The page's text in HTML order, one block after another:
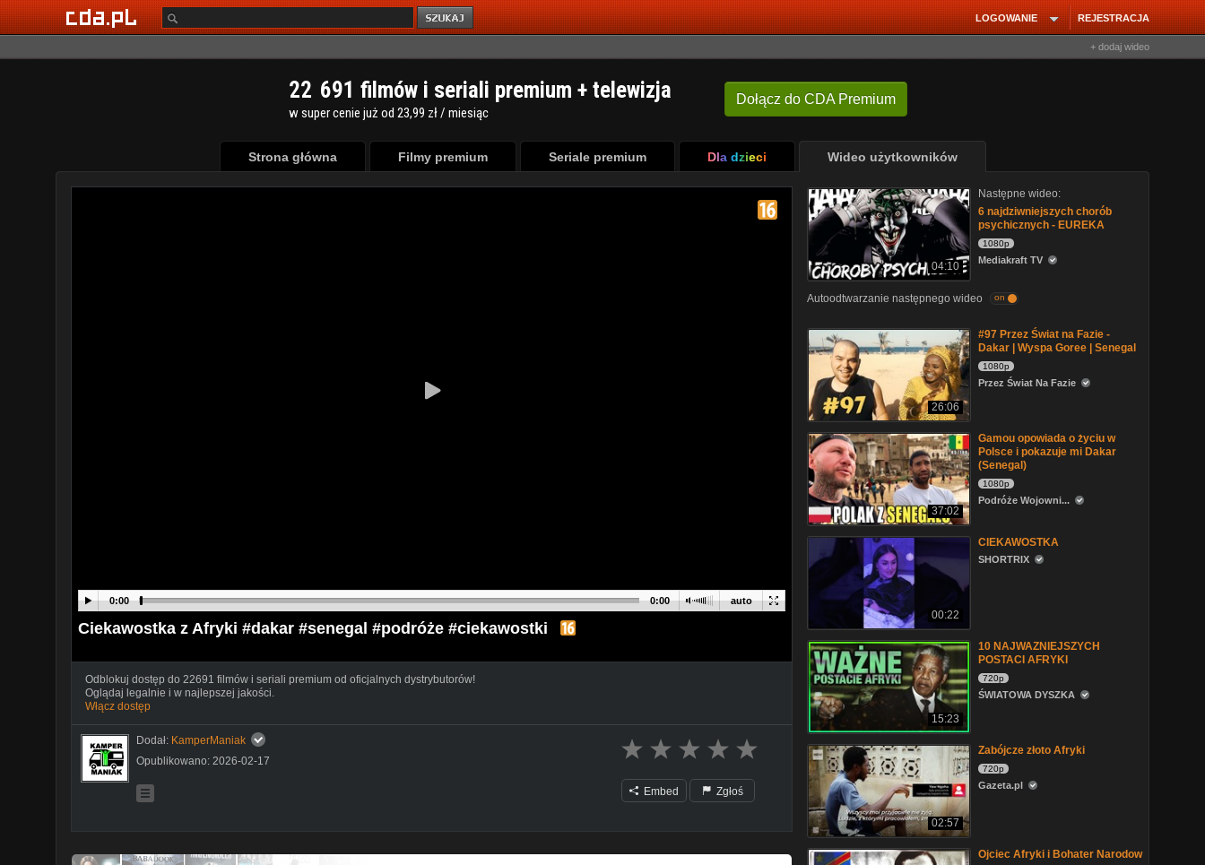
REJESTRACJA
LOGOWANIE
+ dodaj wideo
Dołącz do CDA Premium
22 691 filmów i seriali premium + telewizja
w super cenie już od 23,99 zł / miesiąc
Strona główna Filmy premium Seriale premium Dla dzieci Wideo użytkowników
auto
0:00 0:00
Ciekawostka z Afryki #dakar #senegal #podróże #ciekawostki
Odblokuj dostęp do 22691 filmów i seriali premium od oficjalnych dystrybutorów!
Oglądaj legalnie i w najlepszej jakości.
Włącz dostęp
Dodał: KamperManiak
Opublikowano: 2026-02-17
Embed Zgłoś
04:10
Następne wideo:
6 najdziwniejszych chorób
psychicznych - EUREKA
1080p
Mediakraft TV
Autoodtwarzanie następnego wideo on
26:06
#97 Przez Świat na Fazie -
Dakar | Wyspa Goree | Senegal
1080p
Przez Świat Na Fazie
37:02
Gamou opowiada o życiu w
Polsce i pokazuje mi Dakar
(Senegal)
1080p
Podróże Wojowni...
00:22
CIEKAWOSTKA
SHORTRIX
15:23
10 NAJWAZNIEJSZYCH
POSTACI AFRYKI
720p
ŚWIATOWA DYSZKA
02:57
Zabójcze złoto Afryki
720p
Gazeta.pl
Ojciec Afryki i Bohater Narodow